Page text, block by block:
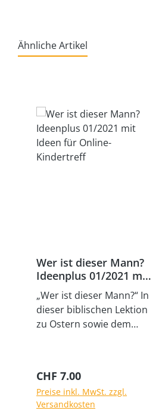
Ähnliche Artikel
Wer ist dieser Mann?
Ideenplus 01/2021 mit
Ideen für Online-
Kindertreff
„Wer ist dieser Mann?“ In
dieser biblischen Lektion
zu Ostern sowie dem
nach der wahren
Identität von Jesus
Christus. Eingebettet in
Regulärer Preis:
CHF 7.00
Preise inkl. MwSt. zzgl.
Versandkosten